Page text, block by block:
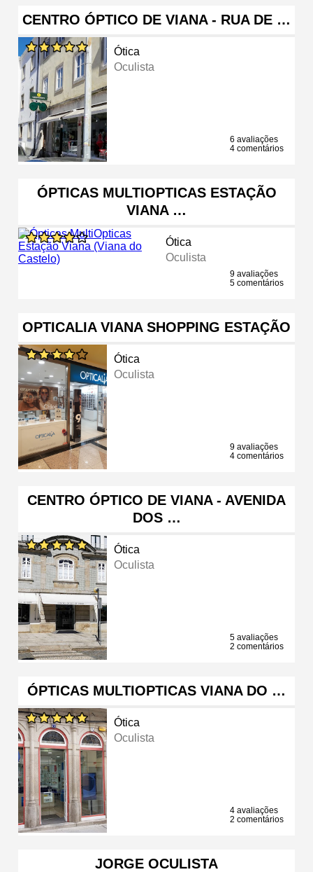
CENTRO ÓPTICO DE VIANA - RUA DE …
Ótica
Oculista
6 avaliações
4 comentários
ÓPTICAS MULTIOPTICAS ESTAÇÃO
VIANA …
Ótica
Oculista
9 avaliações
5 comentários
OPTICALIA VIANA SHOPPING ESTAÇÃO
Ótica
Oculista
9 avaliações
4 comentários
CENTRO ÓPTICO DE VIANA - AVENIDA
DOS …
Ótica
Oculista
5 avaliações
2 comentários
ÓPTICAS MULTIOPTICAS VIANA DO …
Ótica
Oculista
4 avaliações
2 comentários
JORGE OCULISTA